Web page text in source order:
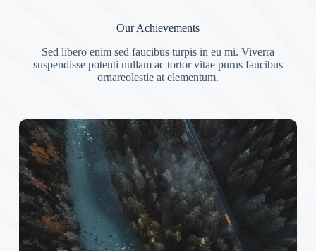
Our Achievements
Sed libero enim sed faucibus turpis in eu mi. Viverra
suspendisse potenti nullam ac tortor vitae purus faucibus
ornareolestie at elementum.